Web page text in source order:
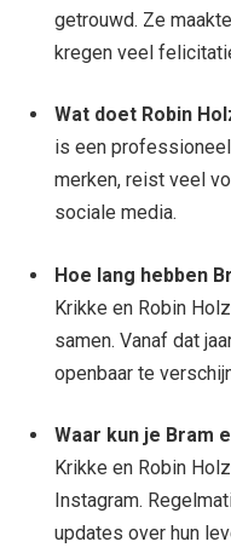
getrouwd. Ze
kregen veel
Wat doet Robin
is een
merken, reist veel
sociale media.
Hoe lang hebben
Krikke en Robin
samen. Vanaf dat
openbaar te
Waar kun je Bram
Krikke en Robin
Instagram.
updates over hun